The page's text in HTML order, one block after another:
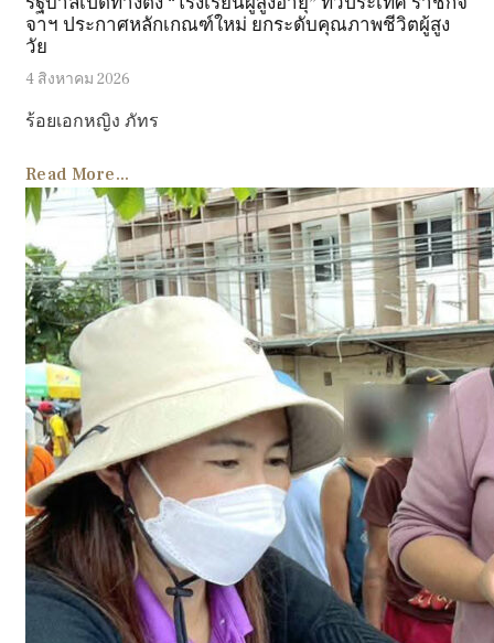
จาฯ ประกาศหลักเกณฑ์ใหม่ ยกระดับคุณภาพชีวิตผู้สูง
วัย
4 สิงหาคม 2026
ร้อยเอกหญิง ภัทร
Read More...